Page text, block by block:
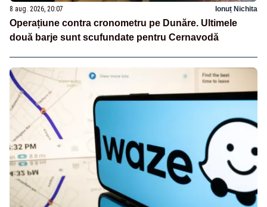
8 aug. 2026, 20:07 Ionuț Nichita
Operațiune contra cronometru pe Dunăre. Ultimele
două barje sunt scufundate pentru Cernavodă